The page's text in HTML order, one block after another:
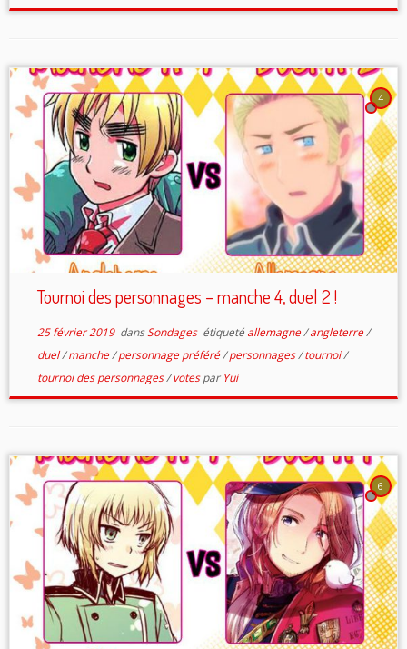
4
Tournoi des personnages – manche 4, duel 2 !
25 février 2019dansSondages étiqueté allemagne/angleterre/
duel/manche/personnage préféré/personnages/tournoi/
tournoi des personnages/votespar Yui
6